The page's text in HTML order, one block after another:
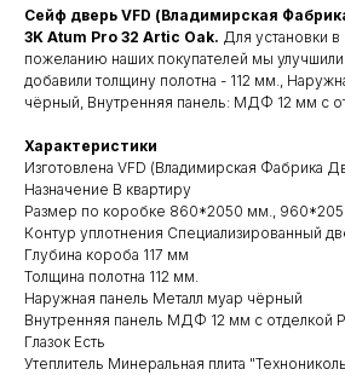
Сейф дверь VFD (Владимирская
3K Atum Pro 32 Artic Oak. Для установки
пожеланию наших покупателей мы
добавили толщину полотна - 112 мм.,
чёрный, Внутренняя панель: МДФ 12 мм с
Характеристики
Изготовлена VFD (Владимирская Фабрика
Назначение В квартиру
Размер по коробке 860*2050 мм.,
Контур уплотнения Специализированный
Глубина короба 117 мм
Толщина полотна 112 мм.
Наружная панель Металл муар чёрный
Внутренняя панель МДФ 12 мм с отделкой
Глазок Есть
Утеплитель Минеральная плита